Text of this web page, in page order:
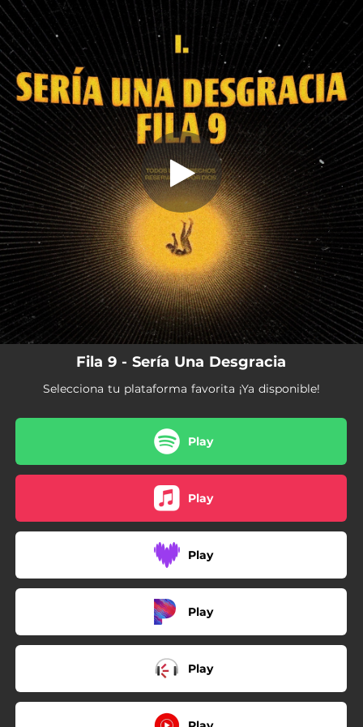
You're all set!
Fila 9 - Sería Una Desgracia
Selecciona tu plataforma favorita ¡Ya disponible!
Play
Play
Play
Play
Play
.